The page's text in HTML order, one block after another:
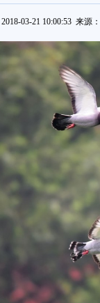
2018-03-21 10:00:53 来源：